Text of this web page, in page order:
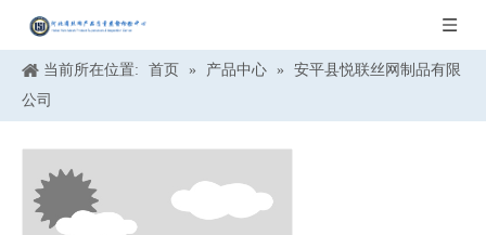
当前所在位置: 首页 » 产品中心 »
安平县悦联丝网制品有限
公司